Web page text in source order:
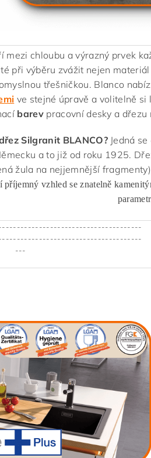
mezi chloubu a výrazný prvek
při výběru zvážit nejen
třešničkou. Blanco
ve stejné úpravě a volitelně
barev pracovní desky a dřezu
Silgranit BLANCO? Jedná
a to již od roku 1925.
žula na nejjemnější
vzhled se znatelně
---